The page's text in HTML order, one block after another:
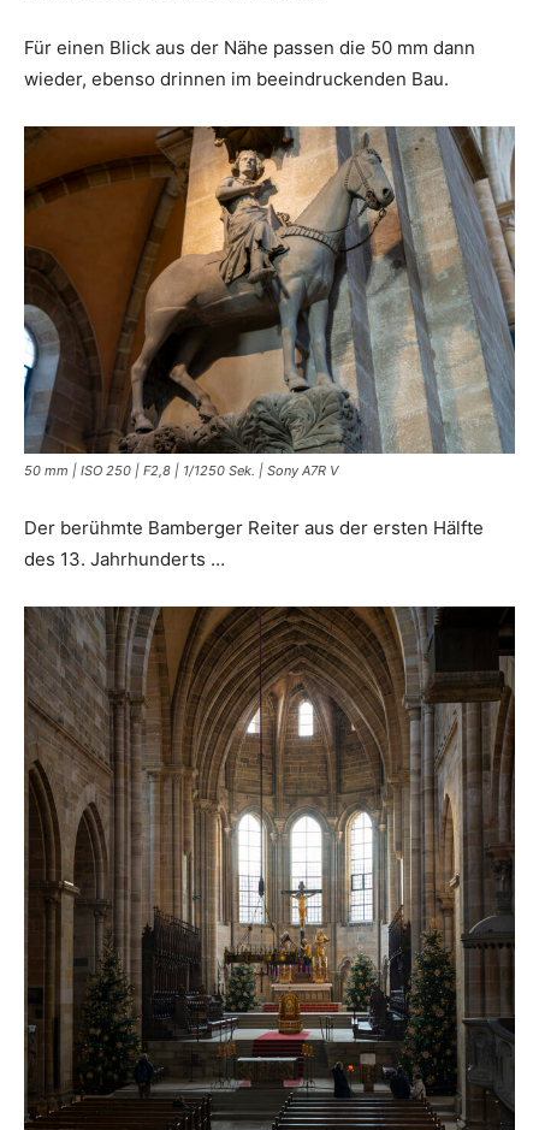
Für einen Blick aus der Nähe passen die 50 mm dann
wieder, ebenso drinnen im beeindruckenden Bau.
50 mm | ISO 250 | F2,8 | 1/1250 Sek. | Sony A7R V
Der berühmte Bamberger Reiter aus der ersten Hälfte
des 13. Jahrhunderts …